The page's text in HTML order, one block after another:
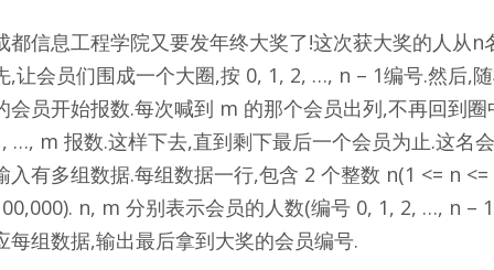
都信息工程学院又要发年终大奖了!这次获大奖的人从n
,让会员们围成一个大圈,按 0, 1, 2, …, n – 1编号.然后,
会员开始报数.每次喊到 m 的那个会员出列,不再回到
…, m 报数.这样下去,直到剩下最后一个会员为止.这名
入有多组数据.每组数据一行,包含 2 个整数 n(1 <= n
n, m 分别表示会员的人数(编号 0, 1, 2, …, n –
每组数据,输出最后拿到大奖的会员编号.